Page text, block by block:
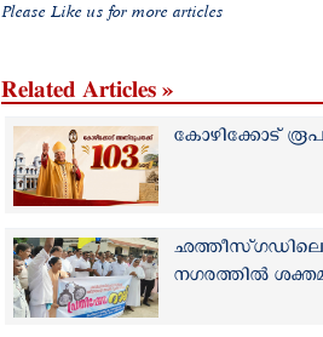
Please Like us for more articles
Related Articles »
കോഴിക്കോട്
ഛത്തീസ്ഗഡിലെ
നഗരത്തിൽ